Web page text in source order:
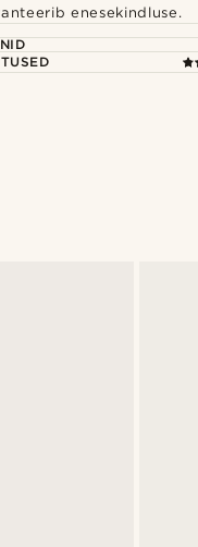
enesekindluse.